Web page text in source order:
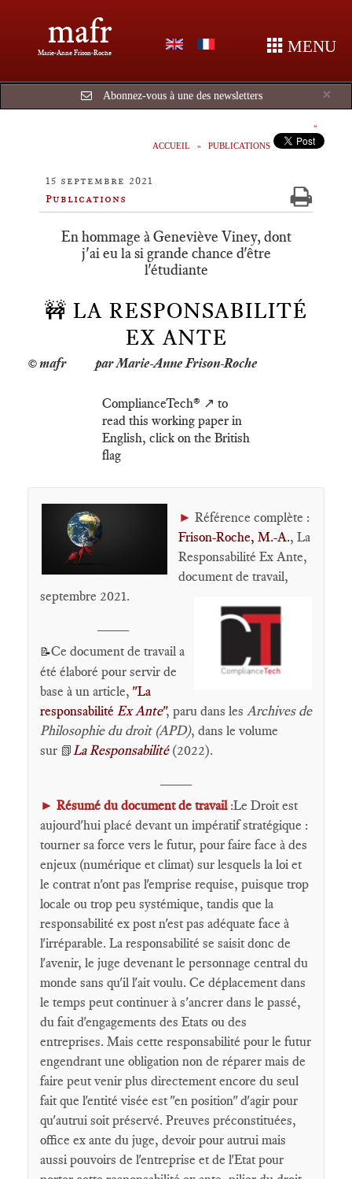
mafr
Marie-Anne Frison-Roche MENU
×
Abonnez-vous à une des newsletters
ACCUEIL PUBLICATIONS
15 septembre 2021
Publications
En hommage à Geneviève Viney, dont
j'ai eu la si grande chance d'être
l'étudiante
🚧 LA RESPONSABILITÉ
EX ANTE
par Marie-Anne Frison-Roche
ComplianceTech® ↗️ to
read this working paper in
English, click on the British
flag
► Référence complète :
Frison-Roche, M.-A., La
Responsabilité Ex Ante,
document de travail,
septembre 2021.
📝Ce document de travail a
été élaboré pour servir de
base à un article, "La
responsabilité Ex Ante", paru dans les Archives de
Philosophie du droit (APD), dans le volume
sur 📗La Responsabilité (2022).
► Résumé du document de travail:Le Droit est
aujourd'hui placé devant un impératif stratégique :
tourner sa force vers le futur, pour faire face à des
enjeux (numérique et climat) sur lesquels la loi et
le contrat n'ont pas l'emprise requise, puisque trop
locale ou trop peu systémique, tandis que la
responsabilité ex post n'est pas adéquate face à
l'irréparable. La responsabilité se saisit donc de
l'avenir, le juge devenant le personnage central du
monde sans qu'il l'ait voulu. Ce déplacement dans
le temps peut continuer à s'ancrer dans le passé,
du fait d'engagements des Etats ou des
entreprises. Mais cette responsabilité pour le futur
engendrant une obligation non de réparer mais de
faire peut venir plus directement encore du seul
fait que l'entité visée est "en position" d'agir pour
qu'autrui soit préservé. Preuves préconstituées,
office ex ante du juge, devoir pour autrui mais
aussi pouvoirs de l'entreprise et de l'Etat pour